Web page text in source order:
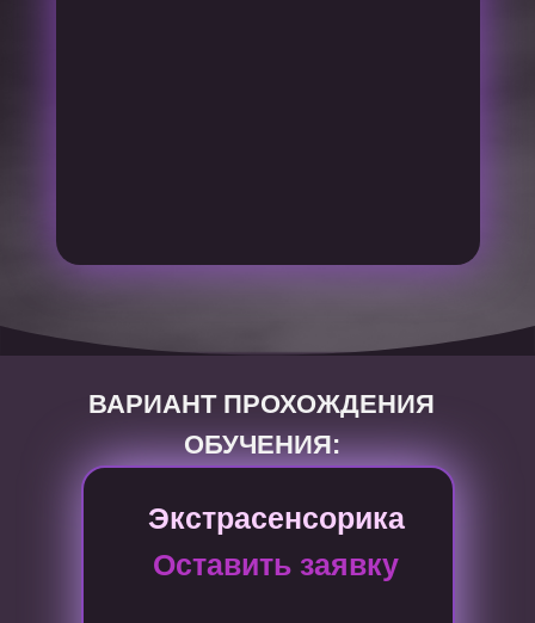
ВАРИАНТ ПРОХОЖДЕНИЯ
ОБУЧЕНИЯ:
Оставить заявку
Экстрасенсорика